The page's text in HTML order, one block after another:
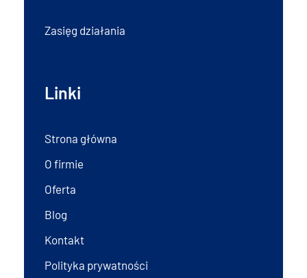
Zasięg działania
Linki
Strona główna
O firmie
Oferta
Blog
Kontakt
Polityka prywatności